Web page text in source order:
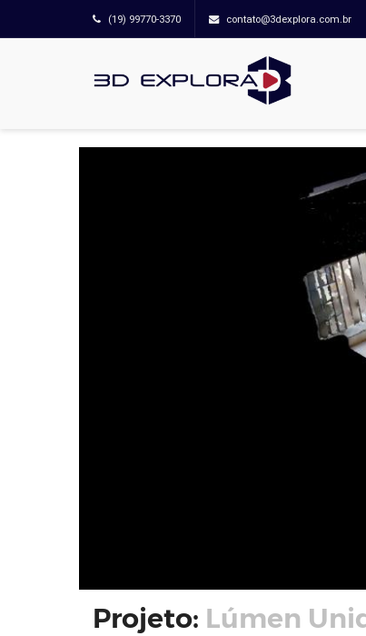
(19) 99770-3370 contato@3dexplora.com.br
Projeto: Lúmen